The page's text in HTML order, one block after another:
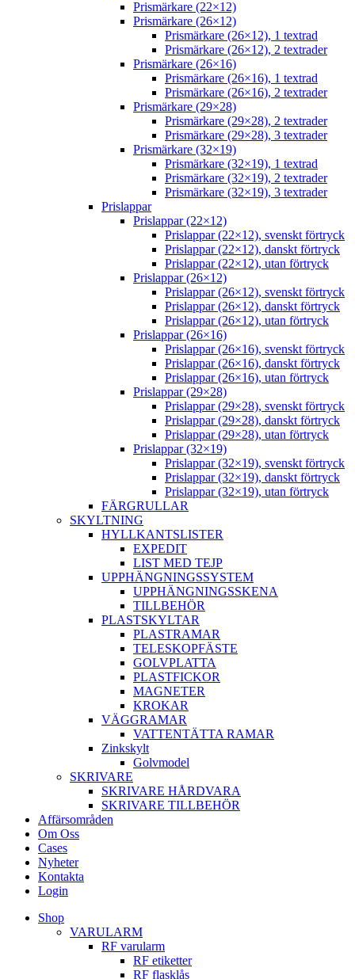
Prismärkare (22×12)
Prismärkare (26×12)
Prismärkare (26×12), 1 textrad
Prismärkare (26×12), 2 textrader
Prismärkare (26×16)
Prismärkare (26×16), 1 textrad
Prismärkare (26×16), 2 textrader
Prismärkare (29×28)
Prismärkare (29×28), 2 textrader
Prismärkare (29×28), 3 textrader
Prismärkare (32×19)
Prismärkare (32×19), 1 textrad
Prismärkare (32×19), 2 textrader
Prismärkare (32×19), 3 textrader
Prislappar
Prislappar (22×12)
Prislappar (22×12), svenskt förtryck
Prislappar (22×12), danskt förtryck
Prislappar (22×12), utan förtryck
Prislappar (26×12)
Prislappar (26×12), svenskt förtryck
Prislappar (26×12), danskt förtryck
Prislappar (26×12), utan förtryck
Prislappar (26×16)
Prislappar (26×16), svenskt förtryck
Prislappar (26×16), danskt förtryck
Prislappar (26×16), utan förtryck
Prislappar (29×28)
Prislappar (29×28), svenskt förtryck
Prislappar (29×28), danskt förtryck
Prislappar (29×28), utan förtryck
Prislappar (32×19)
Prislappar (32×19), svenskt förtryck
Prislappar (32×19), danskt förtryck
Prislappar (32×19), utan förtryck
FÄRGRULLAR
SKYLTNING
HYLLKANTSLISTER
EXPEDIT
LIST MED TEJP
UPPHÄNGNINGSSYSTEM
UPPHÄNGNINGSSKENA
TILLBEHÖR
PLASTSKYLTAR
PLASTRAMAR
TELESKOPFÄSTE
GOLVPLATTA
PLASTFICKOR
MAGNETER
KROKAR
VÄGGRAMAR
VATTENTÄTTA RAMAR
Zinkskylt
Golvmodel
SKRIVARE
SKRIVARE HÅRDVARA
SKRIVARE TILLBEHÖR
Affärsområden
Om Oss
Cases
Nyheter
Kontakta
Login
Shop
VARULARM
RF varularm
RF etiketter
RF flasklås